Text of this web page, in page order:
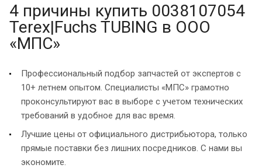
4 причины купить 0038107054
Terex|Fuchs TUBING в ООО
«МПС»
Профессиональный подбор запчастей от экспертов с
10+ летнем опытом. Специалисты «МПС» грамотно
проконсультируют вас в выборе с учетом технических
требований в удобное для вас время.
Лучшие цены от официального дистрибьютора, только
прямые поставки без лишних посредников. С нами вы
экономите.